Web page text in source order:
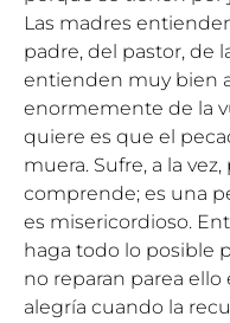
Las madres
padre, del pastor, de
entienden muy bien
enormemente de la
quiere es que el
muera. Sufre, a la
comprende; es una
es misericordioso.
haga todo lo posible
no reparan parea ello
alegría cuando la